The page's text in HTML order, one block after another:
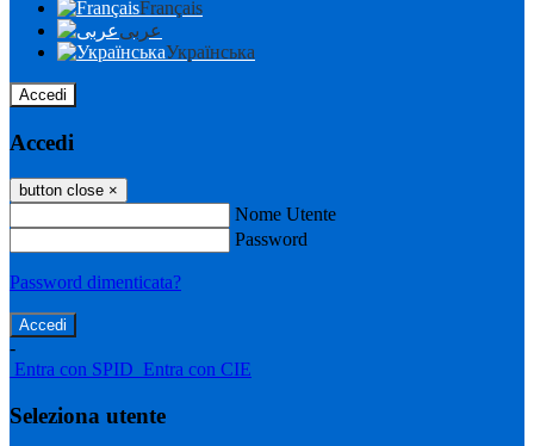
Français
عربى
Українська
Accedi
Accedi
button close ×
Nome Utente
Password
Password dimenticata?
-
Entra con SPID Entra con CIE
Seleziona utente